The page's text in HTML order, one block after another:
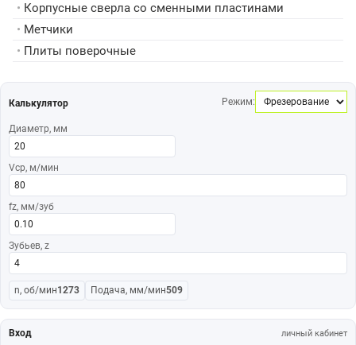
• Корпусные сверла со сменными пластинами
• Метчики
• Плиты поверочные
Калькулятор Режим:
Диаметр, мм
Vср, м/мин
fz, мм/зуб
Зубьев, z
n, об/мин1273 Подача, мм/мин509
Вход личный кабинет